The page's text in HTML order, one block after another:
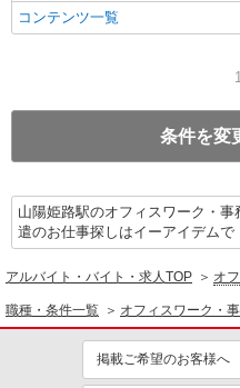
コンテンツ一覧
条件を変
山陽姫路駅のオフィスワーク・
遣のお仕事探しはイーアイデムで
アルバイト・バイト・求人TOP オ
職種・条件一覧 オフィスワーク・
掲載ご希望のお客様へ